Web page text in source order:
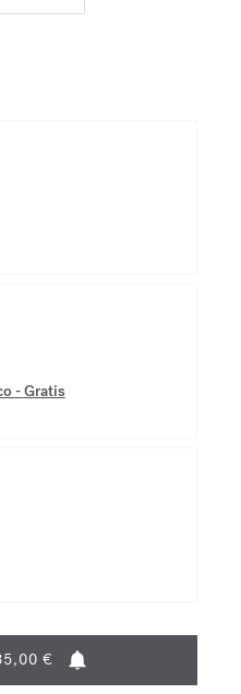
-Gratis
€